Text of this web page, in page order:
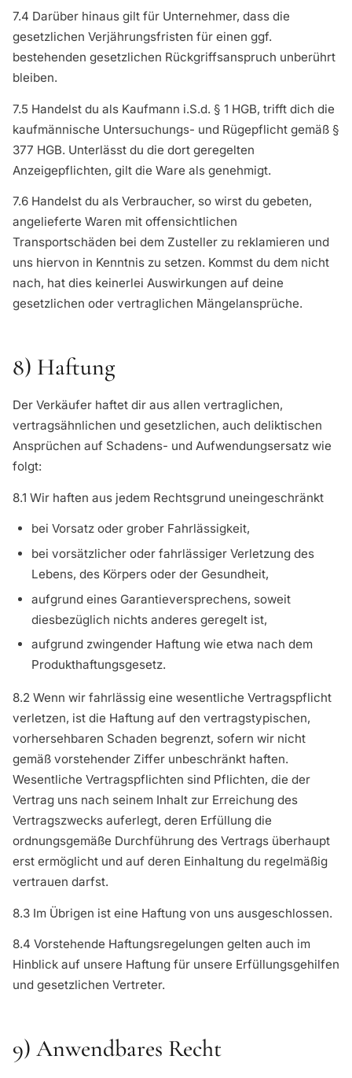
7.4 Darüber hinaus gilt für Unternehmer, dass die
gesetzlichen Verjährungsfristen für einen ggf.
bestehenden gesetzlichen Rückgriffsanspruch unberührt
bleiben.
7.5 Handelst du als Kaufmann i.S.d. § 1 HGB, trifft dich die
kaufmännische Untersuchungs- und Rügepflicht gemäß §
377 HGB. Unterlässt du die dort geregelten
Anzeigepflichten, gilt die Ware als genehmigt.
7.6 Handelst du als Verbraucher, so wirst du gebeten,
angelieferte Waren mit offensichtlichen
Transportschäden bei dem Zusteller zu reklamieren und
uns hiervon in Kenntnis zu setzen. Kommst du dem nicht
nach, hat dies keinerlei Auswirkungen auf deine
gesetzlichen oder vertraglichen Mängelansprüche.
8) Haftung
Der Verkäufer haftet dir aus allen vertraglichen,
vertragsähnlichen und gesetzlichen, auch deliktischen
Ansprüchen auf Schadens- und Aufwendungsersatz wie
folgt:
8.1 Wir haften aus jedem Rechtsgrund uneingeschränkt
bei Vorsatz oder grober Fahrlässigkeit,
bei vorsätzlicher oder fahrlässiger Verletzung des
Lebens, des Körpers oder der Gesundheit,
aufgrund eines Garantieversprechens, soweit
diesbezüglich nichts anderes geregelt ist,
aufgrund zwingender Haftung wie etwa nach dem
Produkthaftungsgesetz.
8.2 Wenn wir fahrlässig eine wesentliche Vertragspflicht
verletzen, ist die Haftung auf den vertragstypischen,
vorhersehbaren Schaden begrenzt, sofern wir nicht
gemäß vorstehender Ziffer unbeschränkt haften.
Wesentliche Vertragspflichten sind Pflichten, die der
Vertrag uns nach seinem Inhalt zur Erreichung des
Vertragszwecks auferlegt, deren Erfüllung die
ordnungsgemäße Durchführung des Vertrags überhaupt
erst ermöglicht und auf deren Einhaltung du regelmäßig
vertrauen darfst.
8.3 Im Übrigen ist eine Haftung von uns ausgeschlossen.
8.4 Vorstehende Haftungsregelungen gelten auch im
Hinblick auf unsere Haftung für unsere Erfüllungsgehilfen
und gesetzlichen Vertreter.
9) Anwendbares Recht